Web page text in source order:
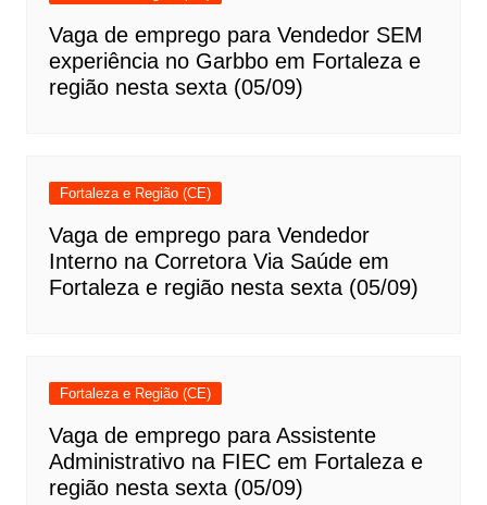
Vaga de emprego para Vendedor SEM
experiência no Garbbo em Fortaleza e
região nesta sexta (05/09)
Fortaleza e Região (CE)
Vaga de emprego para Vendedor
Interno na Corretora Via Saúde em
Fortaleza e região nesta sexta (05/09)
Fortaleza e Região (CE)
Vaga de emprego para Assistente
Administrativo na FIEC em Fortaleza e
região nesta sexta (05/09)